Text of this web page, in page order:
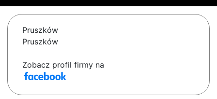
Pruszków
Pruszków
Zobacz profil firmy na